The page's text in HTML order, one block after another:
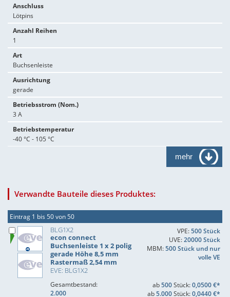
Anschluss
Lötpins
Anzahl Reihen
1
Art
Buchsenleiste
Ausrichtung
gerade
Betriebsstrom (Nom.)
3 A
Betriebstemperatur
-40 °C - 105 °C
mehr
Verwandte Bauteile dieses Produktes:
Eintrag 1 bis 50 von 50
BLG1X2
econ connect
Buchsenleiste 1 x 2 polig
gerade Höhe 8,5 mm
Rastermaß 2,54 mm
EVE: BLG1X2
VPE:500 Stück
UVE:20000 Stück
MBM:500 Stück und nur
volle VE
Gesamtbestand:
2.000
ab500Stück:0,0500 €*
ab5.000Stück:0,0440 €*